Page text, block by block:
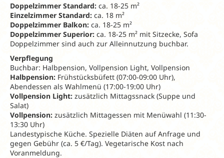
Doppelzimmer Standard: ca. 18-25 m²
Einzelzimmer Standard: ca. 18 m²
Doppelzimmer Balkon: ca. 18-25 m²
Doppelzimmer Superior: ca. 18-25 m² mit Sitzecke, Sofa
Doppelzimmer sind auch zur Alleinnutzung buchbar.
Verpflegung
Buchbar: Halbpension, Vollpension Light, Vollpension
Halbpension: Frühstücksbüfett (07:00-09:00 Uhr),
Abendessen als Wahlmenü (17:00-19:00 Uhr)
Vollpension Light: zusätzlich Mittagssnack (Suppe und
Salat)
Vollpension: zusätzlich Mittagessen mit Menüwahl (11:30-
13:30 Uhr)
Landestypische Küche. Spezielle Diäten auf Anfrage und
gegen Gebühr (ca. 5 €/Tag). Vegetarische Kost nach
Voranmeldung.